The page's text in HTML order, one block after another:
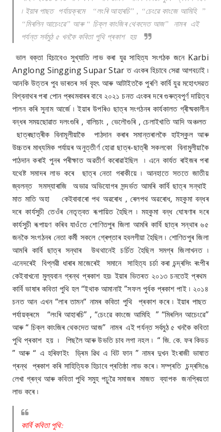
৷ ইয়াৰ পাছত পৰ্যায়ক্ৰমে “লংৰি আহাৰচি” , “চেংৱে কাংজে আমিহি ”
“মিৰলিন আচেংৱে” আৰু “ চিক্ল কাংজিৰ থেকদেত আজ” নামৰ এই
পৰ্যন্ত সৰ্বমুঠ ৫ খনকৈ কবিতা পুথি প্ৰকাশ হয়
ভাল বক্তা হিচাবেও সুখ্যাতি লাভ কৰা যুৱ সাহিত্য সংগঠক জনে Karbi
Anglong Singging Supar Star ত এংকৰ হিচাবে সেৱা আগবঢাই ৷
আনকি উত্তৰ পুব ভাৰতৰ সৰ্ব বৃহৎ আৰু আটাইতকৈ পুৰণি কাৰ্বি যুৱ মহোৎসৱত
বিশ্বনাথৰ পৰা পোন প্ৰথমবাৰৰ বাবে ২০২১ চনত এংকৰ দৰে গুৰুত্বপুৰ্ণ দায়িত্ব
পালন কৰি সুনাম আৰ্জে ৷ ইয়াৰ উপৰিও ছাত্ৰ সংগঠনৰ কাৰ্যকালত গ্ৰীষ্মকালীন
বন্ধৰ সময়ছোৱাত দলংগুৰি , বালিচাং , ভেলৌগুৰি , চেলাইখাতি আদি অঞ্চলত
ছাত্ৰছাত্ৰীক বিনামূলীয়াকৈ পাঠদান কৰাৰ সমান্তৰালকৈ হাইস্কুল আৰু
উচ্চতৰ মাধ্যমিক পৰ্যায়ৰ অনুত্তীৰ্ণ হোৱা ছাত্ৰ-ছাত্ৰী সকলকো বিনামুলীয়াকৈ
পাঠদান কৰাই পুনৰ পৰীক্ষাত অৱতীৰ্ণ কৰোৱাইছিল ৷ এনে কাৰ্যত ৰাইজৰ পৰা
যথেষ্ট সমাদৰ লাভ কৰে ছাত্ৰ নেতা গৰাকীয়ে ৷ আনহাতে সততে জাতীয়
জ্বলন্ত সমস্যাৰাজি অভাৱ অভিযোগৰ সন্দৰ্ভত আমৰি কাৰ্বি ছাত্ৰ সন্থাই
মাত মাতি অহা কেইবাবাৰো পথ অৱৰোধ , ৰেলপথ অৱৰোধ, মহকুমা বন্ধৰ
দৰে কাৰ্যসুচী তেওঁৰ নেতৃত্বত ৰূপায়িত হৈছিল ৷ মহকুমা বন্ধ ঘোষণাৰ দৰে
কাৰ্যসুচী ৰূপায়ণ কৰিব যাওঁতে শোণিতপুৰ জিলা আমৰি কাৰ্বি ছাত্ৰ সন্থাৰ ৬৫
জনকৈ সংগঠনৰ নেতা কৰ্মী সকলে গ্ৰেপ্তাৰ হবলগীয়া হৈছিল ৷ শোণিতপুৰ জিলা
আমৰি কাৰ্বি ছাত্ৰ সন্থাৰ উথথানেই চৰ্চিত হৈছিল সমগ্ৰ জিলাখনত ৷
এনেদৰেই বিপ্লৱী ধাৰাৰ মাজেৰেই সমানে সাহিত্য চৰ্চা কৰা চন্দ্ৰসিং ৰংপীৰ
কেইবাখনো মুল্যবান গ্ৰন্থ প্ৰকাশ হয়৷ ইয়াৰ ভিতৰত ২০১৩ চনতেই প্ৰথম
কাৰ্বি ভাষাৰ কবিতা পুথি হল “ইথাক আমানাই ”সফল পুৰ্বক প্ৰকাশ পাই ৷ ২০১৪
চনত আন এখন “লাৰ তামন“ নামৰ কবিতা পুথি প্ৰকাশ কৰে ৷ ইয়াৰ পাছত
পৰ্যায়ক্ৰমে “লংৰি আহাৰচি” , “চেংৱে কাংজে আমিহি ” “মিৰলিন আচেংৱে”
আৰু “ চিক্ল কাংজিৰ থেকদেত আজ” নামৰ এই পৰ্যন্ত সৰ্বমুঠ ৫ খনকৈ কবিতা
পুথি প্ৰকাশ হয় ৷ পিছলৈ আৰু উভতি চাব লগা নহল ৷ “ জি. কে. ফৰ কিডচ
” আৰু “ এ হৰিফাইং ড্ৰিম ৱিথ এ বিট ফান ” নামৰ দুখন ইংৰাজী ভাষাত
গ্ৰন্থ প্ৰকাশ কৰি সাহিত্যিক হিচাবে প্ৰতিষ্ঠা লাভ কৰে ৷ সম্প্ৰতি চন্দ্ৰসিঙে
লেখা গ্ৰন্থ আৰু কবিতা পুথি সমুহ পঢ়ুৱৈ সমাজৰ মাজত ব্যাপক জনপ্ৰিয়তা
লাভ কৰে ৷
কাৰ্বি কবিতা পুথি: